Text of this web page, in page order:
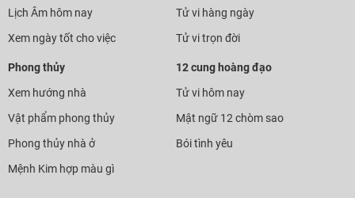
Lịch Âm hôm nay
Xem ngày tốt cho việc
Tử vi hàng ngày
Tử vi trọn đời
Phong thủy
Xem hướng nhà
Vật phẩm phong thủy
Phong thủy nhà ở
Mệnh Kim hợp màu gì
12 cung hoàng đạo
Tử vi hôm nay
Mật ngữ 12 chòm sao
Bói tình yêu